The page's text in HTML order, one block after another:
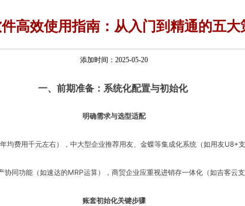
高效使用指南：从入门到精通的五大
添加时间：2025-05-20
一、前期准备：系统化配置与初始化
明确需求与选型适配
均费用千元左右），中大型企业推荐用友、金蝶等集成化系统（如用友U8+
协同功能（如速达的MRP运算），商贸企业应重视进销存一体化（如吉客云支
账套初始化关键步骤